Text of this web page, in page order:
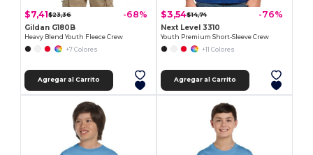
$7,41$23,36 -68%
Gildan G180B
Heavy Blend Youth Fleece Crew
+7 Colores
Agregar al Carrito
$3,54$14,74 -76%
Next Level 3310
Youth Premium Short-Sleeve Crew
+11 Colores
Agregar al Carrito